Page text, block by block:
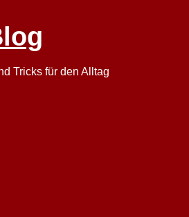
Tricks für den Alltag